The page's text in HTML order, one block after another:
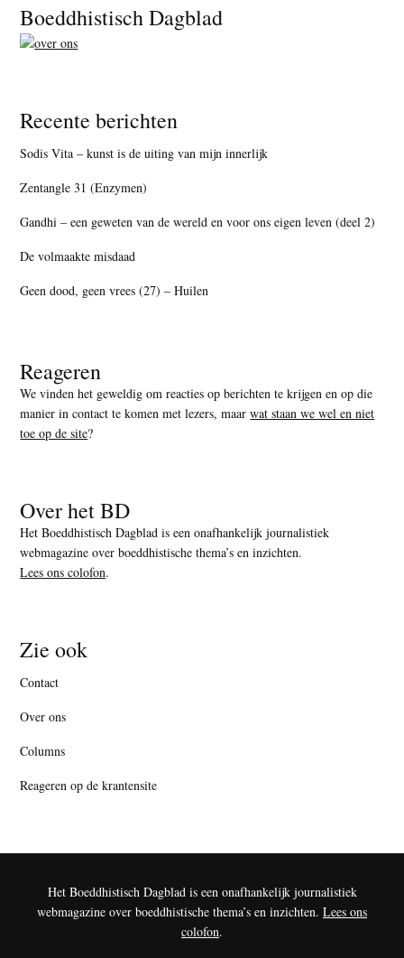
Footer
Boeddhistisch Dagblad
Recente berichten
Sodis Vita – kunst is de uiting van mijn innerlijk
Zentangle 31 (Enzymen)
Gandhi – een geweten van de wereld en voor ons eigen leven (deel 2)
De volmaakte misdaad
Geen dood, geen vrees (27) – Huilen
Reageren
We vinden het geweldig om reacties op berichten te krijgen en op die
manier in contact te komen met lezers, maarwat staan we wel en niet
toe op de site?
Over het BD
Het Boeddhistisch Dagblad is een onafhankelijk journalistiek
webmagazine over boeddhistische thema’s en inzichten.
Lees ons colofon.
Zie ook
Contact
Over ons
Columns
Reageren op de krantensite
Het Boeddhistisch Dagblad is een onafhankelijk journalistiek
webmagazine over boeddhistische thema’s en inzichten. Lees ons
colofon.